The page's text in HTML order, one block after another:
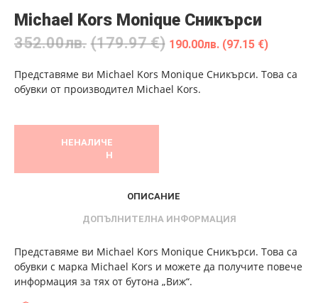
Michael Kors Monique Сникърси
352.00лв. (179.97 €) 190.00лв. (97.15 €)
Представяме ви Michael Kors Monique Сникърси. Това са
обувки от производител Michael Kors.
НЕНАЛИЧЕ
Н
ОПИСАНИЕ
ДОПЪЛНИТЕЛНА ИНФОРМАЦИЯ
Представяме ви Michael Kors Monique Сникърси. Това са
обувки с марка Michael Kors и можете да получите повече
информация за тях от бутона „Виж“.